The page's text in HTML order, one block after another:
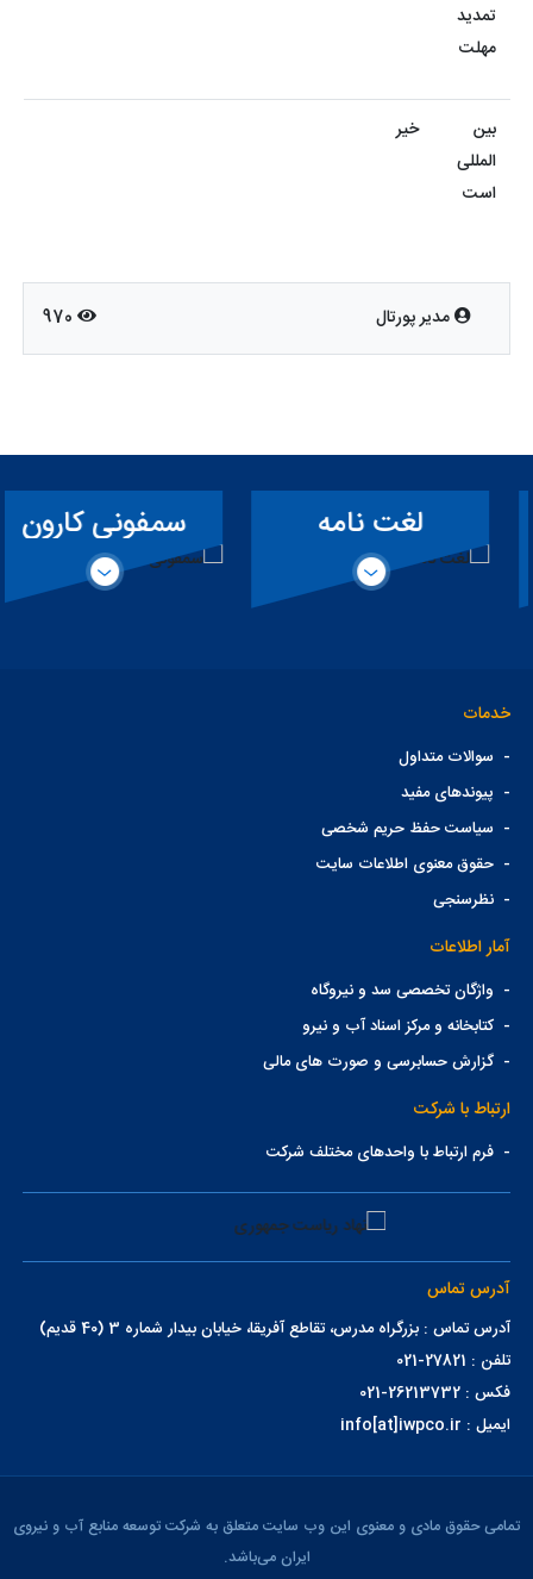
تمدید
مهلت
بین
المللی
است
خیر
مدیر پورتال 970
لغت نامه
تخصصی سد
سمفونی کارون
خدمات
- سوالات متداول
- پیوندهای مفید
- سیاست حفظ حریم شخصی
-حقوق معنوی اطلاعات سایت
-نظرسنجی
آمار اطلاعات
- واژگان تخصصی سد و نیروگاه
-کتابخانه و مرکز اسناد آب و نیرو
-گزارش حسابرسی و صورت های مالی
ارتباط با شرکت
-فرم ارتباط با واحدهای مختلف شرکت
آدرس تماس
آدرس تماس : بزرگراه مدرس، تقاطع آفریقا، خیابان بیدار شماره 3 (40 قدیم)
تلفن : 27821-021
فکس : 26213732-021
ایمیل : info[at]iwpco.ir
تمامی حقوق مادی و معنوی این وب سایت متعلق به شرکت توسعه منابع آب و نیروی
ایران می‌باشد.